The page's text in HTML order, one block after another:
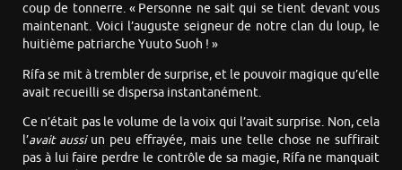
coup de tonnerre. « Personne ne sait qui se tient devant vous
maintenant. Voici l’auguste seigneur de notre clan du loup, le
huitième patriarche Yuuto Suoh ! »
Rífa se mit à trembler de surprise, et le pouvoir magique qu’elle
avait recueilli se dispersa instantanément.
Ce n’était pas le volume de la voix qui l’avait surprise. Non, cela
l’avait aussiun peu effrayée, mais une telle chose ne suffirait
pas à lui faire perdre le contrôle de sa magie, Rífa ne manquait